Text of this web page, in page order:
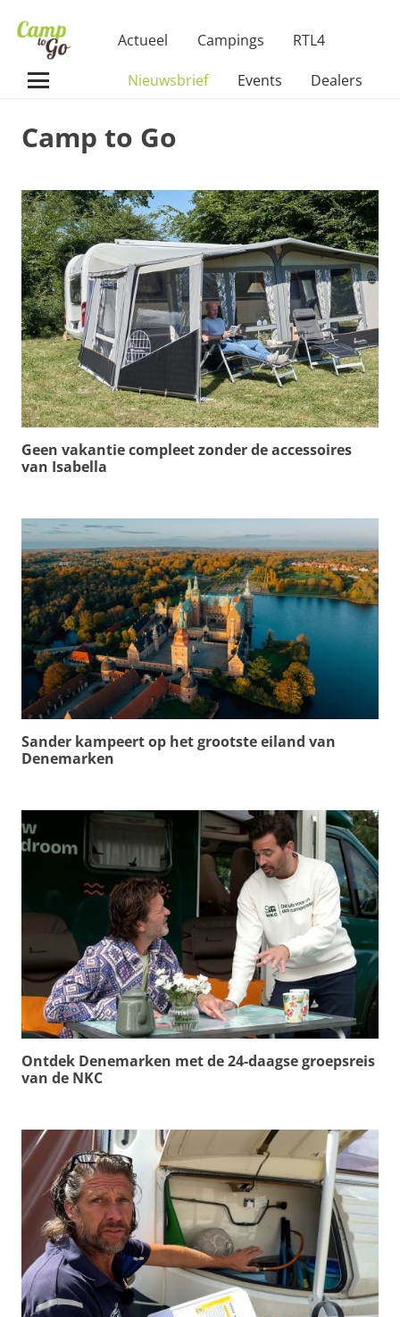
Actueel Campings RTL4
Nieuwsbrief Events Dealers
Camp to Go
Geen vakantie compleet zonder de accessoires
van Isabella
Sander kampeert op het grootste eiland van
Denemarken
Ontdek Denemarken met de 24-daagse groepsreis
van de NKC